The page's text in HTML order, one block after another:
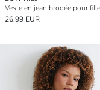
Veste en jean brodée pour
26.99 EUR